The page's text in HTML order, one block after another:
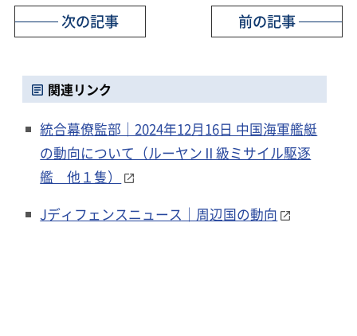
前の記事
次の記事
関連リンク
統合幕僚監部｜2024年12月16日 中国海軍艦艇
の動向について（ルーヤンⅡ級ミサイル駆逐
艦 他１隻）
Jディフェンスニュース｜周辺国の動向